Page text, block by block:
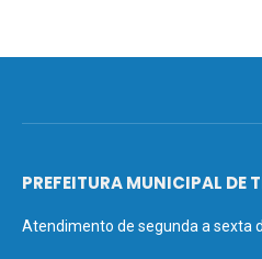
PREFEITURA MUNICIPAL DE
Atendimento de segunda a sexta